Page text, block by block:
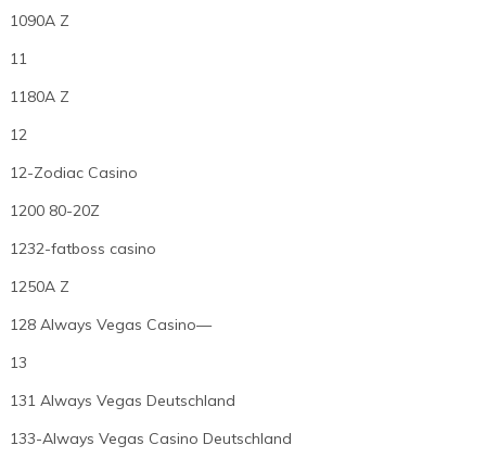
1090A Z
11
1180A Z
12
12-Zodiac Casino
1200 80-20Z
1232-fatboss casino
1250A Z
128 Always Vegas Casino—
13
131 Always Vegas Deutschland
133-Always Vegas Casino Deutschland